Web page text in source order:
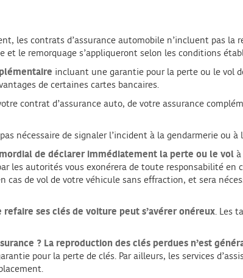
les contrats d’assurance automobile n’incluent pas la
et le remorquage s’appliqueront selon les conditions
incluant une garantie pour la perte ou le vol
de certaines cartes bancaires.
contrat d’assurance auto, de votre assurance
nécessaire de signaler l’incident à la gendarmerie ou à
de déclarer immédiatement la perte ou le vol à
les autorités vous exonérera de toute responsabilité en
cas de vol de votre véhicule sans effraction, et sera
refaire ses clés de voiture peut s’avérer onéreux. Les
? La reproduction des clés perdues n’est
pour la perte de clés. Par ailleurs, les services